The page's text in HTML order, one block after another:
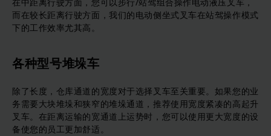
而在较长距离行驶方面，我们的电动侧坐式叉车在站驾操作模式
下的工作效率尤其高。
各种型号堆垛车
除了长度，仓库通道的宽度对于选择叉车至关重要。如果您的业
务需要大块堆垛和狭窄的堆垛通道，推荐使用宽度紧凑的高起升
叉车。在距离运输的宽通道上运势时，您可以使用更大宽度的设
备使您的员工更加舒适。